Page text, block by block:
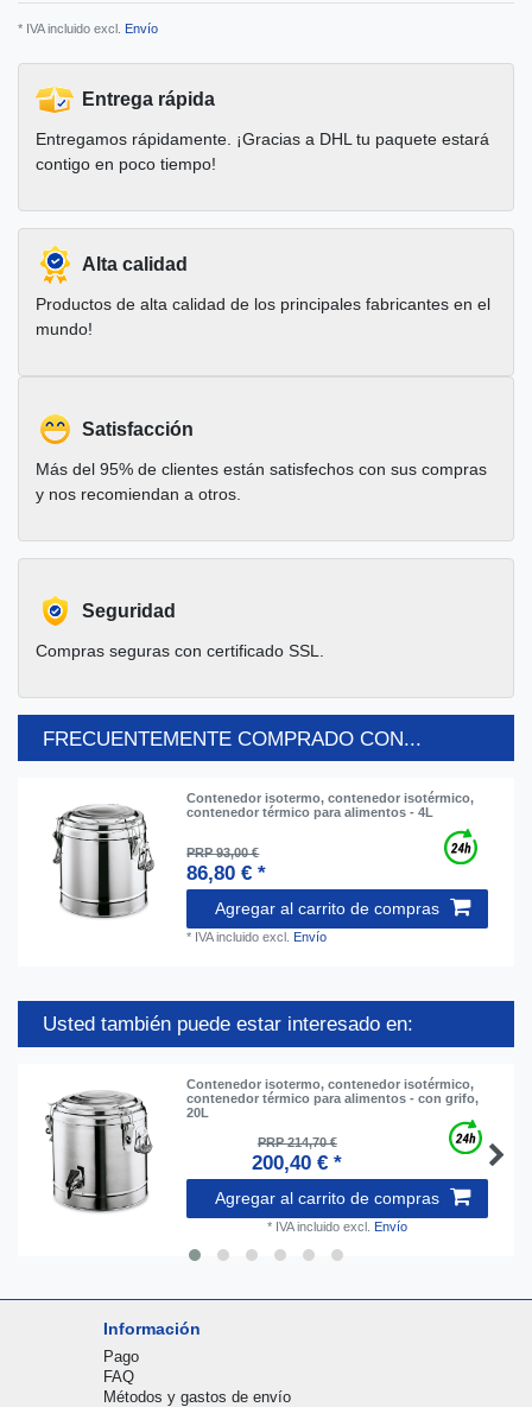
* IVA incluido excl. Envío
Entrega rápida
Entregamos rápidamente. ¡Gracias a DHL tu paquete estará
contigo en poco tiempo!
Alta calidad
Productos de alta calidad de los principales fabricantes en el
mundo!
Satisfacción
Más del 95% de clientes están satisfechos con sus compras
y nos recomiendan a otros.
Seguridad
Compras seguras con certificado SSL.
FRECUENTEMENTE COMPRADO CON...
Contenedor isotermo, contenedor isotérmico,
contenedor térmico para alimentos - 4L
PRP 93,00 €
86,80 € *
Agregar al carrito de compras
* IVA incluido excl. Envío
Usted también puede estar interesado en:
Contenedor isotermo, contenedor isotérmico,
contenedor térmico para alimentos - con grifo,
20L
PRP 214,70 €
200,40 € *
Agregar al carrito de compras
* IVA incluido excl. Envío
Información
Pago
FAQ
Métodos y gastos de envío